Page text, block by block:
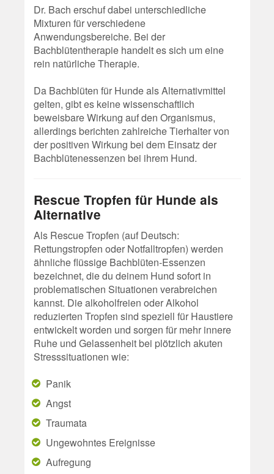
Dr. Bach erschuf dabei unterschiedliche
Mixturen für verschiedene
Anwendungsbereiche. Bei der
Bachblütentherapie handelt es sich um eine
rein natürliche Therapie.
Da Bachblüten für Hunde als Alternativmittel
gelten, gibt es keine wissenschaftlich
beweisbare Wirkung auf den Organismus,
allerdings berichten zahlreiche Tierhalter von
der positiven Wirkung bei dem Einsatz der
Bachblütenessenzen bei ihrem Hund.
Rescue Tropfen für Hunde als
Alternative
Als Rescue Tropfen (auf Deutsch:
Rettungstropfen oder Notfalltropfen) werden
ähnliche flüssige Bachblüten-Essenzen
bezeichnet, die du deinem Hund sofort in
problematischen Situationen verabreichen
kannst. Die alkoholfreien oder Alkohol
reduzierten Tropfen sind speziell für Haustiere
entwickelt worden und sorgen für mehr innere
Ruhe und Gelassenheit bei plötzlich akuten
Stresssituationen wie:
Panik
Angst
Traumata
Ungewohntes Ereignisse
Aufregung